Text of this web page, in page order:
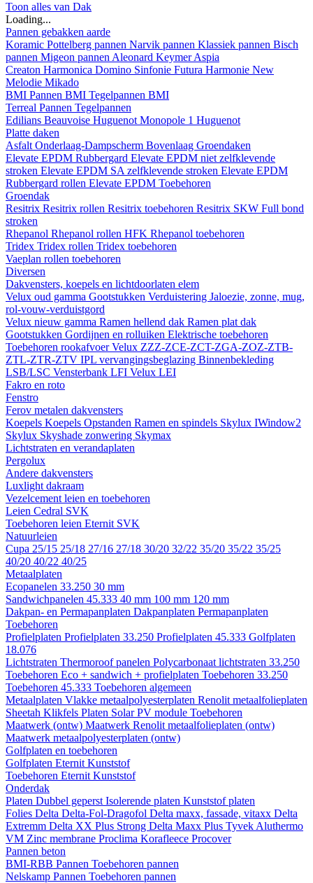
Toon alles van Dak
Loading...
Pannen gebakken aarde
Koramic Pottelberg pannen Narvik pannen Klassiek pannen Bisch
pannen Migeon pannen Aleonard KeymerAspia
Creaton Harmonica Domino Sinfonie Futura Harmonie New
Melodie Mikado
BMI Pannen BMI Tegelpannen BMI
Terreal Pannen Tegelpannen
Edilians Beauvoise Huguenot Monopole 1 Huguenot
Platte daken
Asfalt Onderlaag-Dampscherm Bovenlaag Groendaken
Elevate EPDM Rubbergard Elevate EPDM niet zelfklevende
stroken Elevate EPDM SA zelfklevende stroken Elevate EPDM
Rubbergard rollen Elevate EPDM Toebehoren
Groendak
Resitrix Resitrix rollen Resitrix toebehoren Resitrix SKW Full bond
stroken
Rhepanol Rhepanol rollen HFK Rhepanol toebehoren
Tridex Tridex rollen Tridex toebehoren
Vaeplan rollen toebehoren
Diversen
Dakvensters, koepels en lichtdoorlaten elem
Velux oud gamma Gootstukken Verduistering Jaloezie, zonne, mug,
rol-vouw-verduistgord
Velux nieuw gamma Ramen hellend dak Ramen plat dak
Gootstukken Gordijnen en rolluiken Elektrische toebehoren
Toebehoren rookafvoerVelux ZZZ-ZCE-ZCT-ZGA-ZOZ-ZTB-
ZTL-ZTR-ZTV IPL vervangingsbeglazing Binnenbekleding
LSB/LSC Vensterbank LFI Velux LEI
Fakro en roto
Fenstro
Ferov metalen dakvensters
Koepels Koepels Opstanden Ramen en spindels Skylux IWindow2
Skylux Skyshade zonwering Skymax
Lichtstraten en verandaplaten
Pergolux
Andere dakvensters
Luxlight dakraam
Vezelcement leien en toebehoren
Leien Cedral SVK
Toebehoren leien Eternit SVK
Natuurleien
Cupa 25/15 25/18 27/16 27/18 30/20 32/22 35/20 35/22 35/25
40/20 40/22 40/25
Metaalplaten
Ecopanelen 33.250 30 mm
Sandwichpanelen 45.333 40 mm 100 mm 120 mm
Dakpan- en Permapanplaten Dakpanplaten Permapanplaten
Toebehoren
Profielplaten Profielplaten 33.250 Profielplaten 45.333 Golfplaten
18.076
Lichtstraten Thermoroof panelen Polycarbonaat lichtstraten 33.250
Toebehoren Eco + sandwich + profielplaten Toebehoren 33.250
Toebehoren 45.333 Toebehoren algemeen
Metaalplaten Vlakke metaalpolyesterplaten Renolit metaalfolieplaten
Sheetah Klikfels Platen Solar PV module Toebehoren
Maatwerk (ontw) Maatwerk Renolit metaalfolieplaten (ontw)
Maatwerk metaalpolyesterplaten (ontw)
Golfplaten en toebehoren
Golfplaten Eternit Kunststof
Toebehoren Eternit Kunststof
Onderdak
Platen Dubbel geperst Isolerende platen Kunststof platen
Folies Delta Delta-Fol-Dragofol Delta maxx, fassade, vitaxx Delta
Extremm Delta XX Plus Strong Delta Maxx Plus Tyvek Aluthermo
VM Zinc membrane Proclima Korafleece Procover
Pannen beton
BMI-RBB Pannen Toebehoren pannen
Nelskamp Pannen Toebehoren pannen